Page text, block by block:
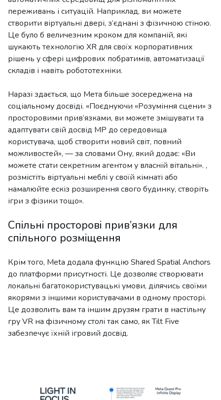
переживань і ситуацій. Наприклад, ви можете
створити віртуальні двері, з’єднані з фізичною стіною.
Це було б величезним кроком для компаній, які
шукають технологію XR для своїх корпоративних
рішень у сфері цифрових побратимів, автоматизації
складів і навіть робототехніки.
Наразі здається, що Мета більше зосереджена на
соціальному досвіді. «Поєднуючи «Розуміння сцени» з
просторовими прив’язками, ви можете змішувати та
адаптувати свій досвід МР до середовища
користувача, щоб створити новий світ, повний
можливостей», — за словами Ону, який додає: «Ви
можете стати секретним агентом у власній вітальні». ,
розмістіть віртуальні меблі у своїй кімнаті або
намалюйте ескіз розширення свого будинку, створіть
ігри з фізики тощо».
Спільні просторові прив’язки для
спільного розміщення
Крім того, Meta додала функцію Shared Spatial Anchors
до платформи присутності. Це дозволяє створювати
локальні багатокористувацькі умови, ділячись своїми
якорями з іншими користувачами в одному просторі.
Це дозволить вам та іншим друзям грати в настільну
гру VR на фізичному столі так само, як Tilt Five
забезпечує їхній ігровий досвід.